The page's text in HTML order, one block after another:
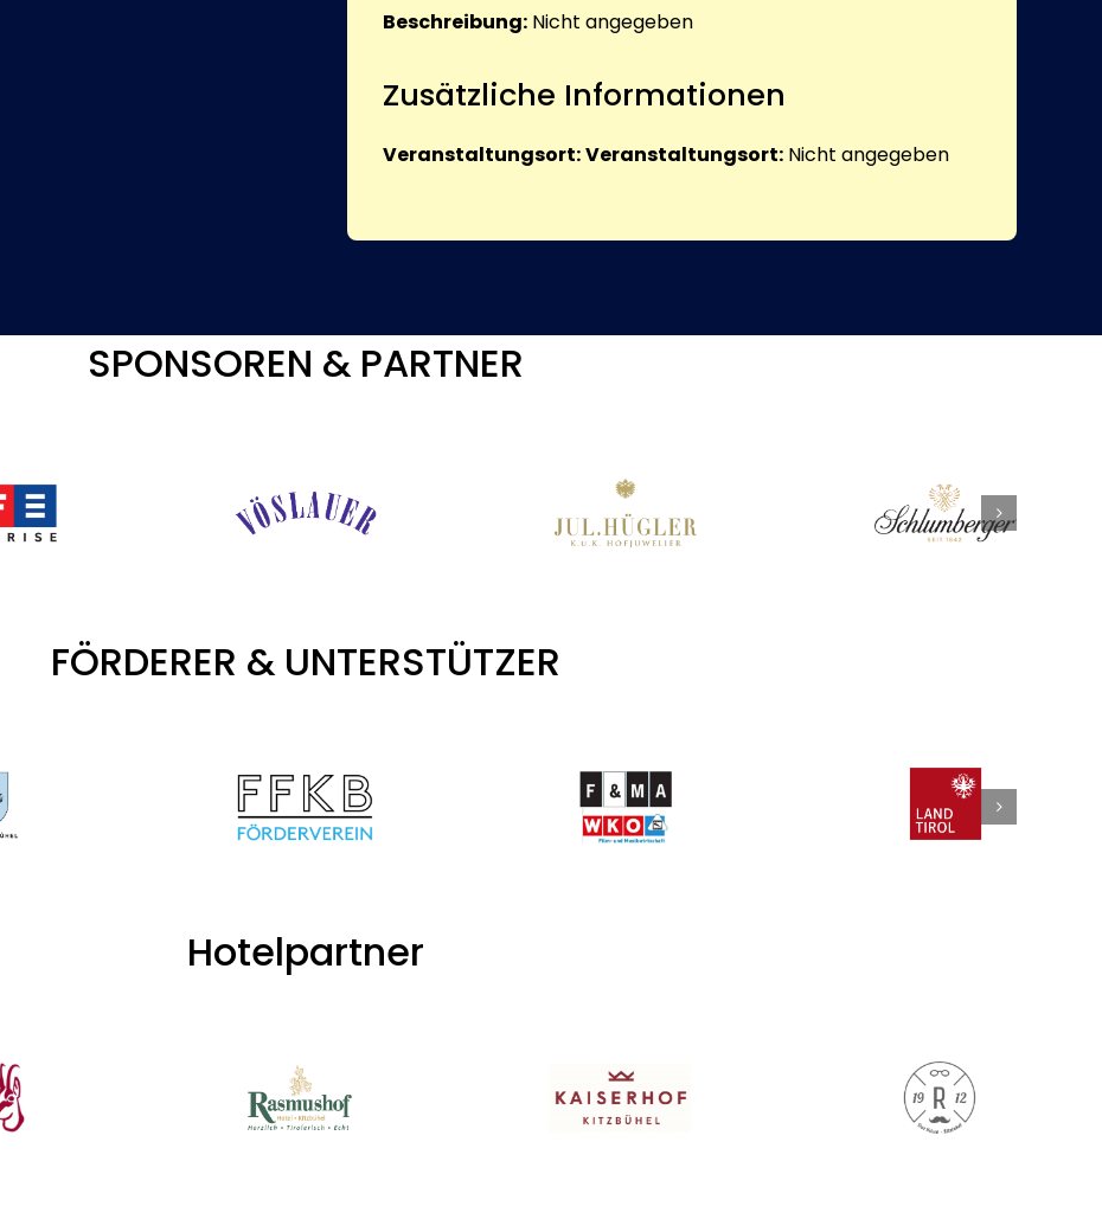
Beschreibung: Nicht angegeben
Zusätzliche Informationen
Veranstaltungsort:Veranstaltungsort: Nicht angegeben
SPONSOREN & PARTNER
FÖRDERER & UNTERSTÜTZER
Hotelpartner